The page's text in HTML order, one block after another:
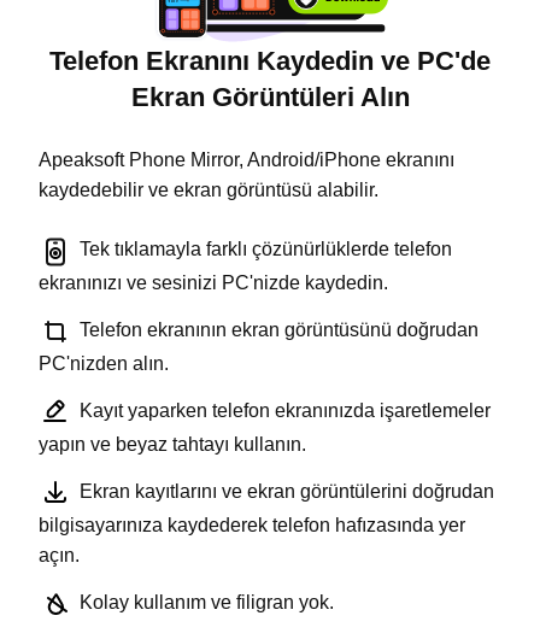
Telefon Ekranını Kaydedin ve PC'de
Ekran Görüntüleri Alın
Apeaksoft Phone Mirror, Android/iPhone ekranını
kaydedebilir ve ekran görüntüsü alabilir.
Tek tıklamayla farklı çözünürlüklerde telefon
ekranınızı ve sesinizi PC'nizde kaydedin.
Telefon ekranının ekran görüntüsünü doğrudan
PC'nizden alın.
Kayıt yaparken telefon ekranınızda işaretlemeler
yapın ve beyaz tahtayı kullanın.
Ekran kayıtlarını ve ekran görüntülerini doğrudan
bilgisayarınıza kaydederek telefon hafızasında yer
açın.
Kolay kullanım ve filigran yok.